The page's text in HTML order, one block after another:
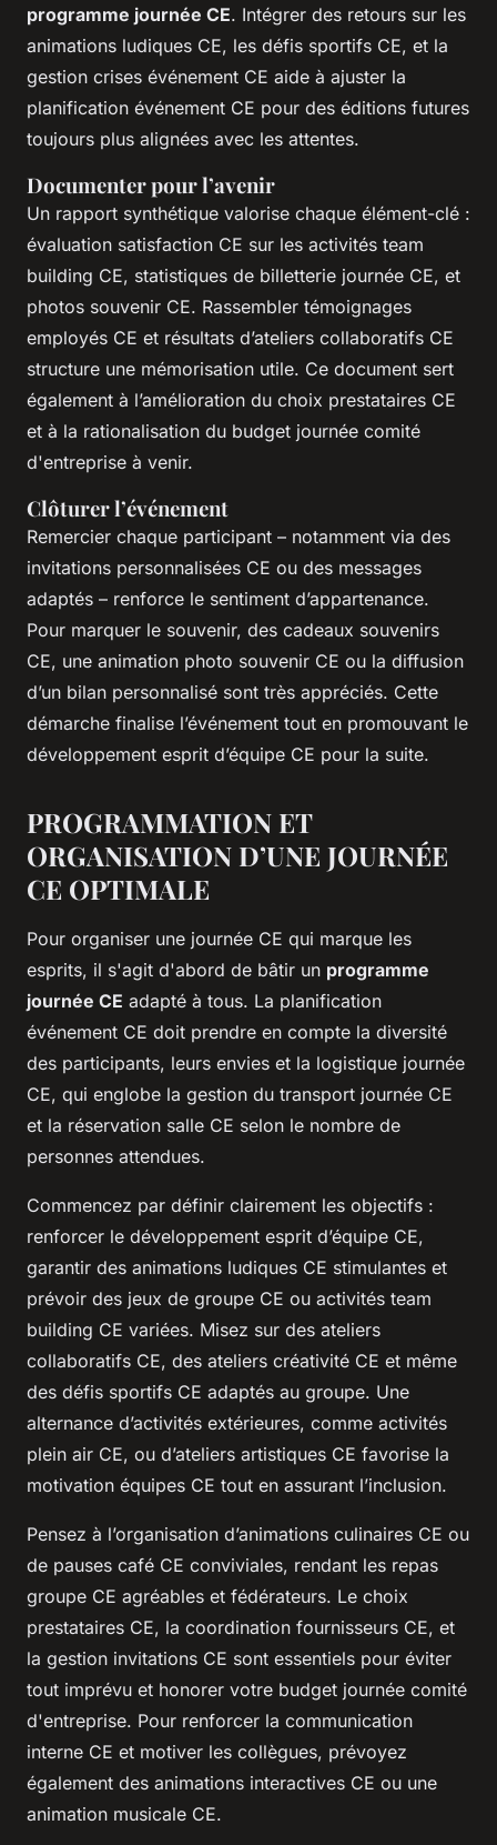
programme journée CE. Intégrer des retours sur les
animations ludiques CE, les défis sportifs CE, et la
gestion crises événement CE aide à ajuster la
planification événement CE pour des éditions futures
toujours plus alignées avec les attentes.
Documenter pour l’avenir
Un rapport synthétique valorise chaque élément-clé :
évaluation satisfaction CE sur les activités team
building CE, statistiques de billetterie journée CE, et
photos souvenir CE. Rassembler témoignages
employés CE et résultats d’ateliers collaboratifs CE
structure une mémorisation utile. Ce document sert
également à l’amélioration du choix prestataires CE
et à la rationalisation du budget journée comité
d'entreprise à venir.
Clôturer l’événement
Remercier chaque participant – notamment via des
invitations personnalisées CE ou des messages
adaptés – renforce le sentiment d’appartenance.
Pour marquer le souvenir, des cadeaux souvenirs
CE, une animation photo souvenir CE ou la diffusion
d’un bilan personnalisé sont très appréciés. Cette
démarche finalise l’événement tout en promouvant le
développement esprit d’équipe CE pour la suite.
PROGRAMMATION ET
ORGANISATION D’UNE JOURNÉE
CE OPTIMALE
Pour organiser une journée CE qui marque les
esprits, il s'agit d'abord de bâtir un programme
journée CE adapté à tous. La planification
événement CE doit prendre en compte la diversité
des participants, leurs envies et la logistique journée
CE, qui englobe la gestion du transport journée CE
et la réservation salle CE selon le nombre de
personnes attendues.
Commencez par définir clairement les objectifs :
renforcer le développement esprit d’équipe CE,
garantir des animations ludiques CE stimulantes et
prévoir des jeux de groupe CE ou activités team
building CE variées. Misez sur des ateliers
collaboratifs CE, des ateliers créativité CE et même
des défis sportifs CE adaptés au groupe. Une
alternance d’activités extérieures, comme activités
plein air CE, ou d’ateliers artistiques CE favorise la
motivation équipes CE tout en assurant l’inclusion.
Pensez à l’organisation d’animations culinaires CE ou
de pauses café CE conviviales, rendant les repas
groupe CE agréables et fédérateurs. Le choix
prestataires CE, la coordination fournisseurs CE, et
la gestion invitations CE sont essentiels pour éviter
tout imprévu et honorer votre budget journée comité
d'entreprise. Pour renforcer la communication
interne CE et motiver les collègues, prévoyez
également des animations interactives CE ou une
animation musicale CE.